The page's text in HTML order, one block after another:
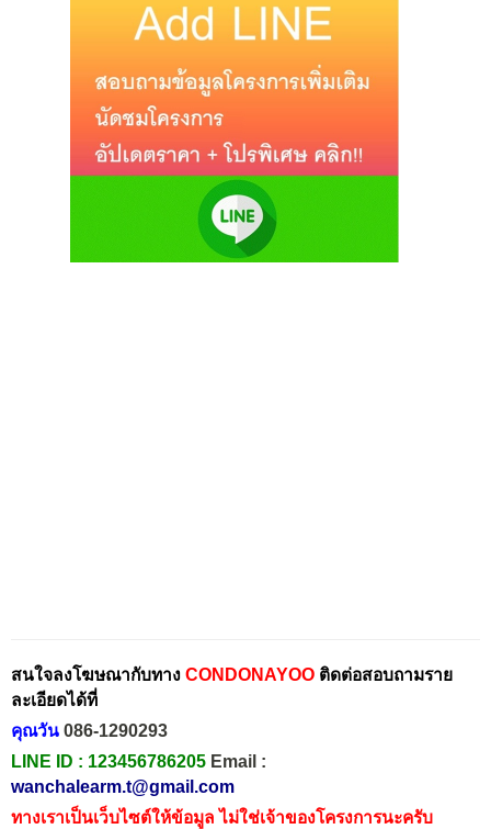
สนใจลงโฆษณากับทาง CONDONAYOO ติดต่อสอบถามราย
ละเอียดได้ที่
คุณวัน 086-1290293
LINE ID : 123456786205 Email :
wanchalearm.t@gmail.com
ทางเราเป็นเว็บไซต์ให้ข้อมูล ไม่ใช่เจ้าของโครงการนะครับ